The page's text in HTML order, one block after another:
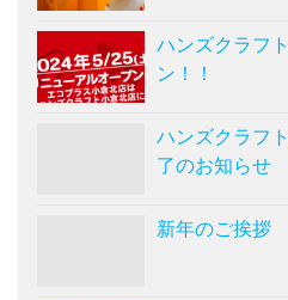
ハンズクラフ
ン！！
ハンズクラフ
了のお知らせ
新年のご挨拶